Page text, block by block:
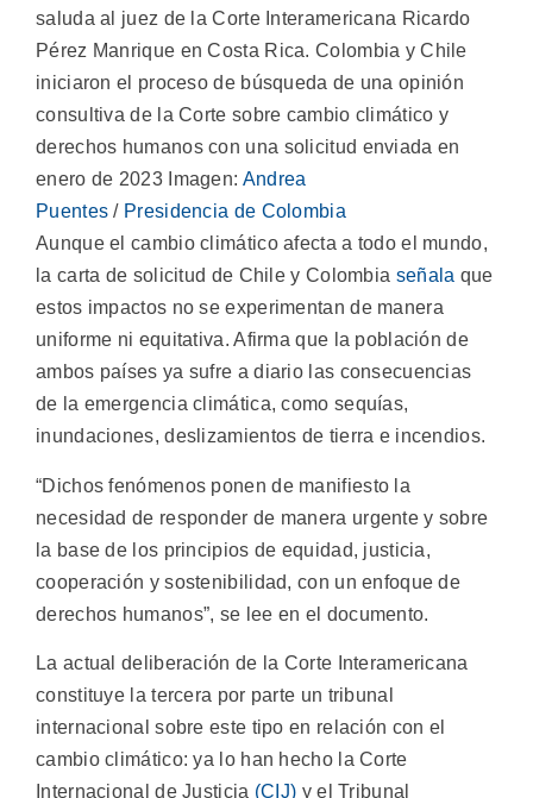
saluda al juez de la Corte Interamericana Ricardo
Pérez Manrique en Costa Rica. Colombia y Chile
iniciaron el proceso de búsqueda de una opinión
consultiva de la Corte sobre cambio climático y
derechos humanos con una solicitud enviada en
enero de 2023 Imagen: Andrea
Puentes / Presidencia de Colombia
Aunque el cambio climático afecta a todo el mundo,
la carta de solicitud de Chile y Colombia señala que
estos impactos no se experimentan de manera
uniforme ni equitativa. Afirma que la población de
ambos países ya sufre a diario las consecuencias
de la emergencia climática, como sequías,
inundaciones, deslizamientos de tierra e incendios.
“Dichos fenómenos ponen de manifiesto la
necesidad de responder de manera urgente y sobre
la base de los principios de equidad, justicia,
cooperación y sostenibilidad, con un enfoque de
derechos humanos”, se lee en el documento.
La actual deliberación de la Corte Interamericana
constituye la tercera por parte un tribunal
internacional sobre este tipo en relación con el
cambio climático: ya lo han hecho la Corte
Internacional de Justicia (CIJ) y el Tribunal